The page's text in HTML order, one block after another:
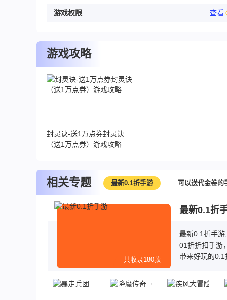
游戏权限 查看
游戏攻略
封灵诀-送1万点券封灵诀
（送1万点券）游戏攻略
相关专题 最新0.1折手游 可以送代金卷的
共收录180款
最新0.1折
最新0.1折手
01折折扣手游
带来好玩的
玩，赶快来下